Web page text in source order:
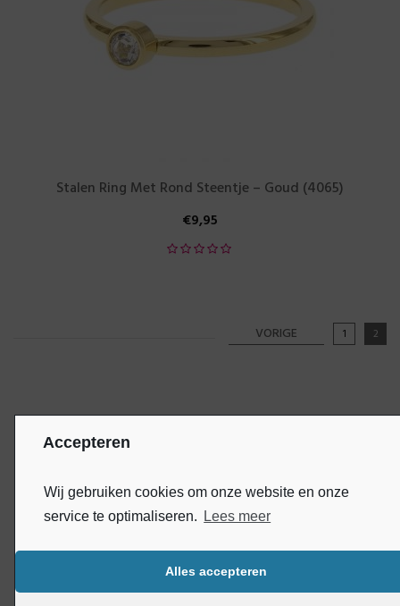
Accepteren
Wij gebruiken cookies om onze website en onze
service te optimaliseren.
Lees meer
Alles accepteren
Stalen Ring Met Rond Steentje – Goud (4065)
€9,95
VORIGE 1 2
INFORMATIE